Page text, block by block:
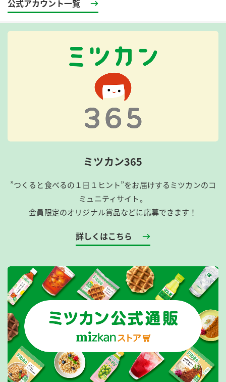
公式アカウント一覧
ミツカン365
”つくると食べるの１日１ヒント”をお届けするミツカンのコ
ミュニティサイト。
会員限定のオリジナル賞品などに応募できます！
詳しくはこちら